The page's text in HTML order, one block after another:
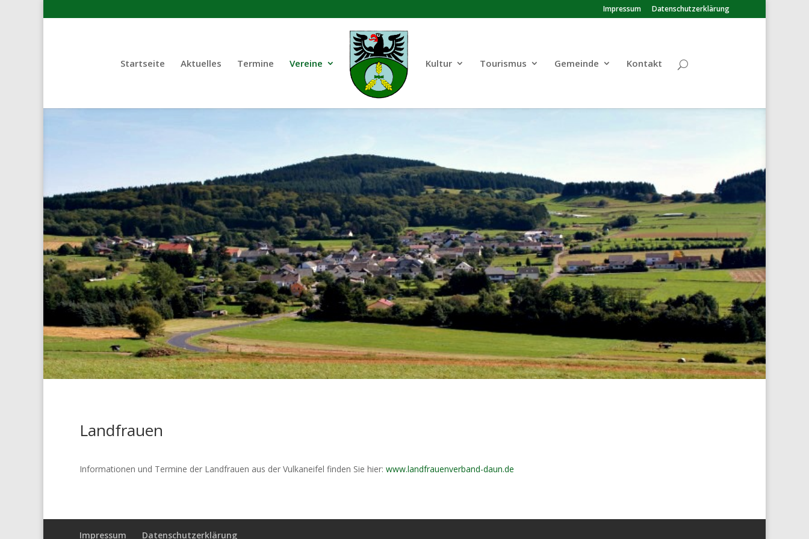
Impressum Datenschutzerklärung
Startseite Aktuelles Termine Vereine Kultur Tourismus Gemeinde Kontakt
Landfrauen
Informationen und Termine der Landfrauen aus der Vulkaneifel finden Sie hier: www.landfrauenverband-daun.de
Impressum Datenschutzerklärung